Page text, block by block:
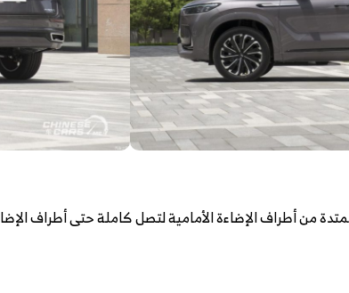
من أطراف الإضاءة الأمامية لتصل كاملة حتى أطراف